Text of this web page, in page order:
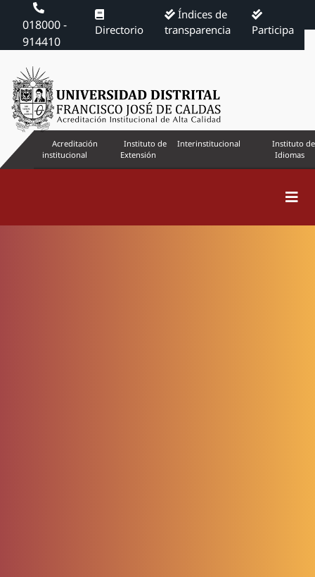
018000 -
914410
Directorio
Índices de
transparencia
Participa
Acreditación
institucional
Instituto de
Extensión
Interinstitucional
Instituto de
Idiomas